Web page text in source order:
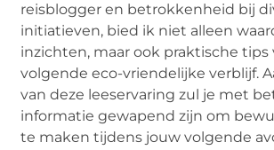
reisblogger en betrokkenheid bij
initiatieven, bied ik niet alleen
inzichten, maar ook praktische tips
volgende eco-vriendelijke verblijf.
van deze leeservaring zul je met
informatie gewapend zijn om
te maken tijdens jouw volgende